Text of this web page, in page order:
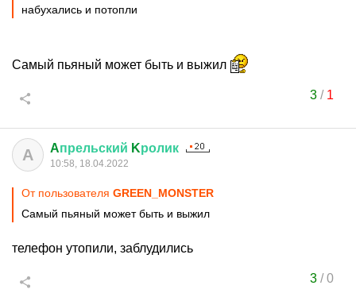
набухались и потопли
Самый пьяный может быть и выжил
3/ 1
A Aпрельский Kролик
10:58, 18.04.2022
От пользователя GREEN_MONSTER
Самый пьяный может быть и выжил
телефон утопили, заблудились
3/0